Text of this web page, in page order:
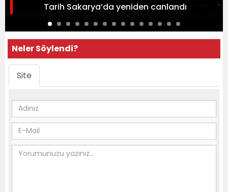
Tarih Sakarya’da yeniden canlandı
Neler Söylendi?
Site